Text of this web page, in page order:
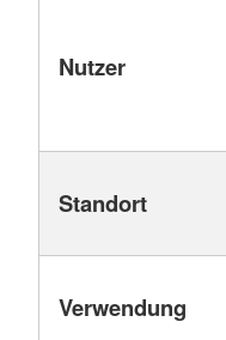
Nutzer
Standort
Verwendung